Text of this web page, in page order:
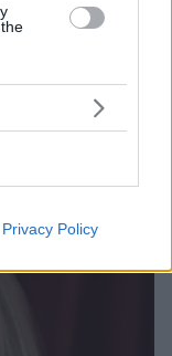
Privacy Policy
έμεινα χωρίς
η
να μου
συμπλήρωσε